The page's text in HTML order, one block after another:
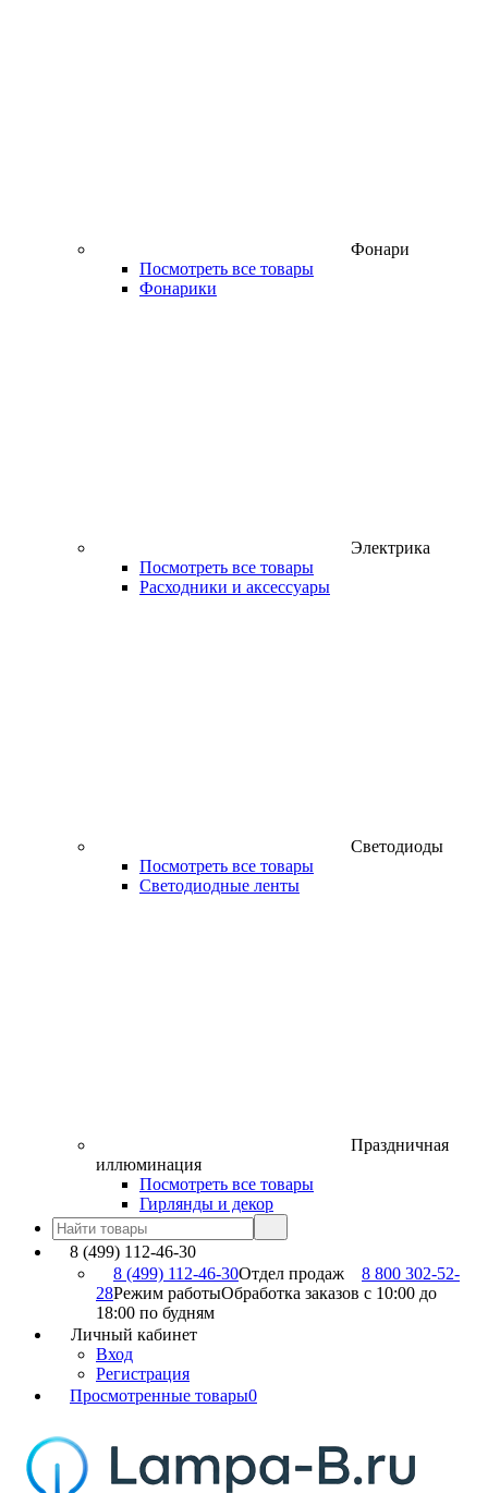
Фонари
Посмотреть все товары
Фонарики
Электрика
Посмотреть все товары
Расходники и аксессуары
Светодиоды
Посмотреть все товары
Светодиодные ленты
Праздничная
иллюминация
Посмотреть все товары
Гирлянды и декор
8 (499) 112-46-30
8 (499) 112-46-30Отдел продаж
8 800 302-52-
28Режим работыОбработка заказов с 10:00 до
18:00 по будням
Личный кабинет
Вход
Регистрация
Просмотренные товары0